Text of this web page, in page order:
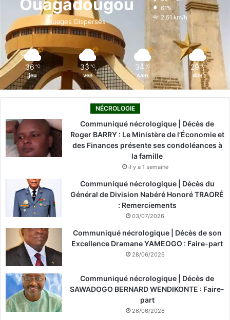
o
k
i
n
r
Ouagadougou
Nuages Dispersés
61%
2.51 km/h
36 ℃
jeu
33 ℃
ven
34 ℃
sam
29 ℃
dim
NÉCROLOGIE
Communiqué nécrologique | Décès de
Roger BARRY : Le Ministère de l’Économie et
des Finances présente ses condoléances à
la famille
il y a 1 semaine
Communiqué nécrologique | Décès du
Général de Division Nabéré Honoré TRAORÉ
: Remerciements
03/07/2026
Communiqué nécrologique | Décès de son
Excellence Dramane YAMEOGO : Faire-part
28/06/2026
Communiqué nécrologique | Décès de
SAWADOGO BERNARD WENDIKONTE : Faire-
part
26/06/2026